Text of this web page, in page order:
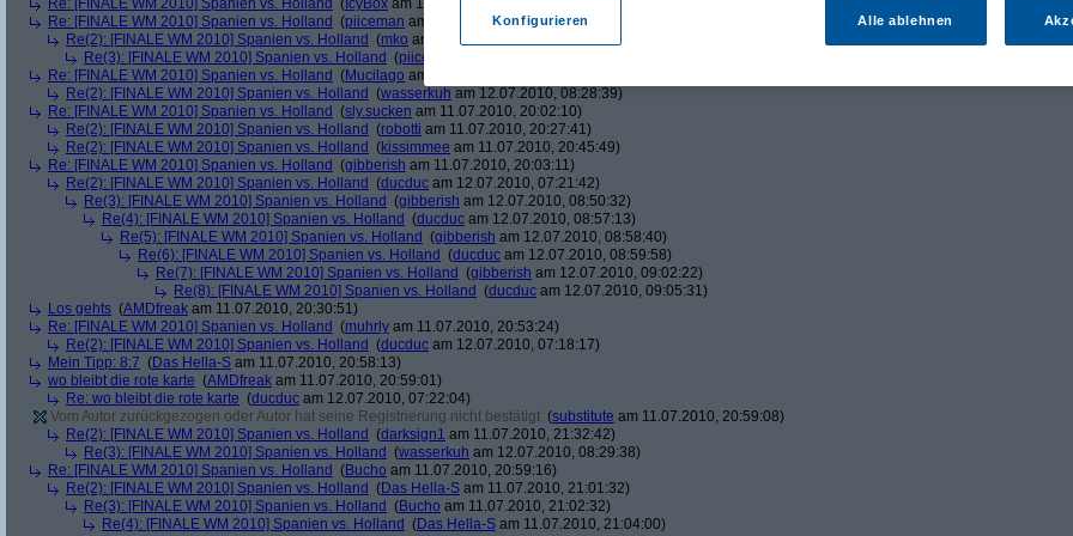
Re: [FINALE WM 2010] Spanien vs. Holland ( IcyBox am 11.07.2010, 17:22:38)
Re: [FINALE WM 2010] Spanien vs. Holland (piiceman am 11.07.2010, 17:42:05)
Re(2): [FINALE WM 2010] Spanien vs. Holland (mko am 11.07.2010, 17:45:00)
Re(3): [FINALE WM 2010] Spanien vs. Holland (piiceman
Re: [FINALE WM 2010] Spanien vs. Holland (Mucilago am 11.07.2010, 19:16:01)
Re(2): [FINALE WM 2010] Spanien vs. Holland (wasserkuh am 12.07.2010, 08:28:39)
Re: [FINALE WM 2010] Spanien vs. Holland (sly.sucken am 11.07.2010, 20:02:10)
Re(2): [FINALE WM 2010] Spanien vs. Holland (robotti am 11.07.2010, 20:27:41)
Re(2): [FINALE WM 2010] Spanien vs. Holland (kissimmee am 11.07.2010, 20:45:49)
Re: [FINALE WM 2010] Spanien vs. Holland (gibberish am 11.07.2010, 20:03:11)
Re(2): [FINALE WM 2010] Spanien vs. Holland (ducduc am 12.07.2010, 07:21:42)
Re(3): [FINALE WM 2010] Spanien vs. Holland (gibberish am 12.07.2010, 08:50:32)
Re(4): [FINALE WM 2010] Spanien vs. Holland (ducduc am 12.07.2010, 08:57:13)
Re(5): [FINALE WM 2010] Spanien vs. Holland (gibberish am 12.07.2010, 08:58:40)
Re(6): [FINALE WM 2010] Spanien vs. Holland (ducduc am 12.07.2010, 08:59:58)
Re(7): [FINALE WM 2010] Spanien vs. Holland (gibberish am 12.07.2010, 09:02:22)
Re(8): [FINALE WM 2010] Spanien vs. Holland (ducduc am 12.07.2010, 09:05:31)
Los gehts (AMDfreak am 11.07.2010, 20:30:51)
Re: [FINALE WM 2010] Spanien vs. Holland (muhrly am 11.07.2010, 20:53:24)
Re(2): [FINALE WM 2010] Spanien vs. Holland (ducduc am 12.07.2010, 07:18:17)
Mein Tipp: 8:7 (Das Hella-S am 11.07.2010, 20:58:13)
wo bleibt die rote karte (AMDfreak am 11.07.2010, 20:59:01)
Re: wo bleibt die rote karte (ducduc am 12.07.2010, 07:22:04)
Vom Autor zurückgezogen oder Autor hat seine Registrierung nicht bestätigt (substitute am 11.07.2010, 20:59:08)
Re(2): [FINALE WM 2010] Spanien vs. Holland (darksign1 am 11.07.2010, 21:32:42)
Re(3): [FINALE WM 2010] Spanien vs. Holland (wasserkuh am 12.07.2010, 08:29:38)
Re: [FINALE WM 2010] Spanien vs. Holland (Bucho am 11.07.2010, 20:59:16)
Re(2): [FINALE WM 2010] Spanien vs. Holland (Das Hella-S am 11.07.2010, 21:01:32)
Re(3): [FINALE WM 2010] Spanien vs. Holland (Bucho am 11.07.2010, 21:02:32)
Re(4): [FINALE WM 2010] Spanien vs. Holland (Das Hella-S am 11.07.2010, 21:04:00)
Konfigurieren Alle ablehnen